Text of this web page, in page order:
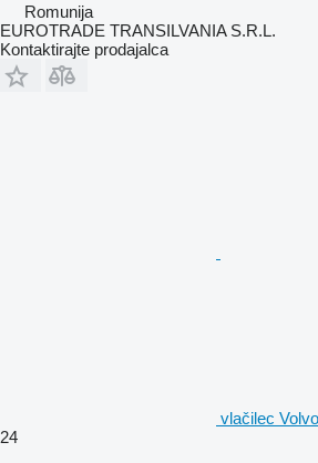
Romunija
EUROTRADE TRANSILVANIA S.R.L.
Kontaktirajte prodajalca
vlačilec
24